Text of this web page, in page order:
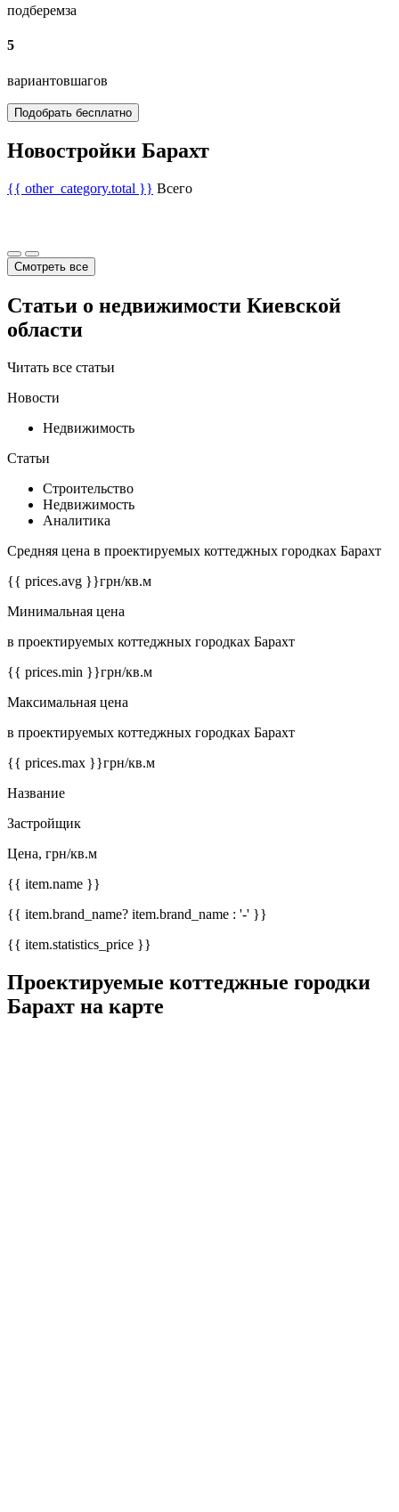
подберемза
5
вариантовшагов
Подобрать бесплатно
Новостройки Барахт
{{ other_category.total }} Всего
Смотреть все
Статьи о недвижимости Киевской
области
Читать все статьи
Новости
Недвижимость
Статьи
Строительство
Недвижимость
Аналитика
Средняя цена в проектируемых коттеджных городках Барахт
{{ prices.avg }}грн/кв.м
Минимальная цена
в проектируемых коттеджных городках Барахт
{{ prices.min }}грн/кв.м
Максимальная цена
в проектируемых коттеджных городках Барахт
{{ prices.max }}грн/кв.м
Название
Застройщик
Цена, грн/кв.м
{{ item.name }}
{{ item.brand_name? item.brand_name : '-' }}
{{ item.statistics_price }}
Проектируемые коттеджные городки
Барахт на карте